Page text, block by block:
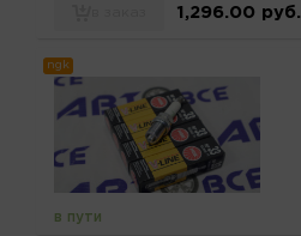
1,296.00 руб.
ngk
в пути